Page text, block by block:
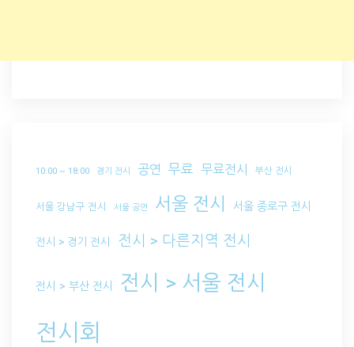
10:00 ~ 18:00 경기 전시 공연 무료 무료전시 부산 전시
서울 강남구 전시 서울 공연 서울 전시 서울 종로구 전시
전시 > 경기 전시 전시 > 다른지역 전시
전시 > 부산 전시 전시 > 서울 전시
전시회